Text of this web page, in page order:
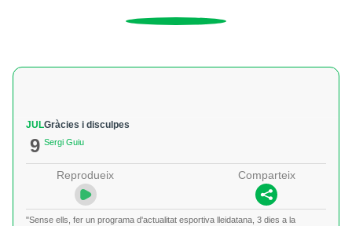
JUL
9
Gràcies i disculpes
Sergi Guiu
Reprodueix Comparteix
"Sense ells, fer un programa d'actualitat esportiva lleidatana, 3 dies a la